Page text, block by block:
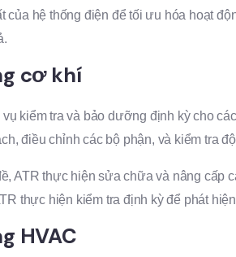
hệ thống điện để tối ưu hóa hoạt
cơ khí
kiểm tra và bảo dưỡng định kỳ cho
điều chỉnh các bộ phận, và kiểm tra
ATR thực hiện sửa chữa và nâng cấp
thực hiện kiểm tra định kỳ để phát
HVAC